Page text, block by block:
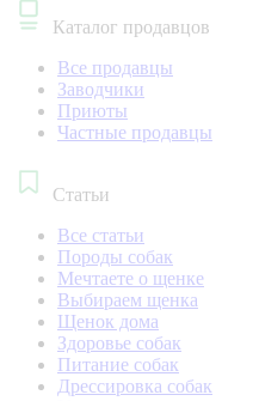
Каталог продавцов
Все продавцы
Заводчики
Приюты
Частные продавцы
Статьи
Все статьи
Породы собак
Мечтаете о щенке
Выбираем щенка
Щенок дома
Здоровье собак
Питание собак
Дрессировка собак